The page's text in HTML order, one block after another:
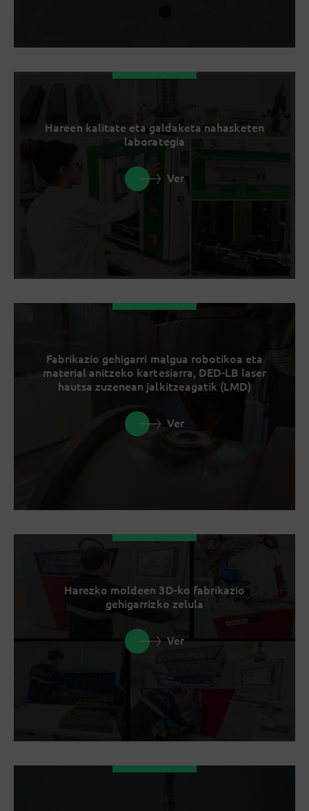
Hareen kalitate eta galdaketa nahasketen
laborategia
Ver
Fabrikazio gehigarri malgua robotikoa eta
material anitzeko kartesiarra, DED-LB laser
hautsa zuzenean jalkitzeagatik (LMD)
Ver
Harezko moldeen 3D-ko fabrikazio
gehigarrizko zelula
Ver